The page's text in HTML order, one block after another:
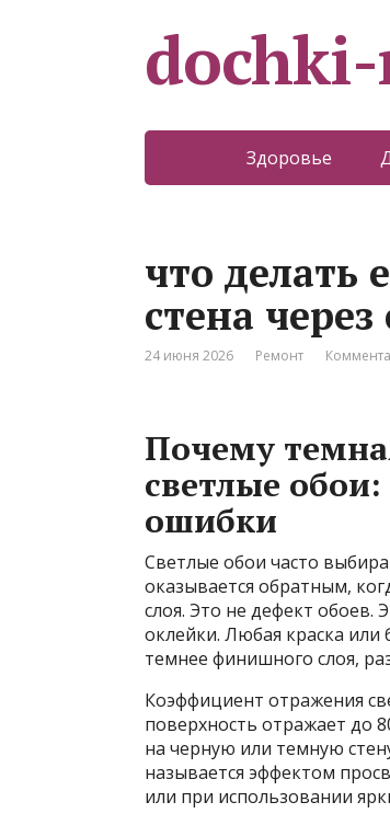
Здоровье
что делать
стена
24 июня 2026 Ремонт
Почему
светлые
ошибки
Светлые обои часто
оказывается обратным,
слоя. Это не дефект обоев.
оклейки. Любая краска или
темнее финишного слоя,
Коэффициент отражения
поверхность отражает до
на черную или темную
называется эффектом
или при использовании